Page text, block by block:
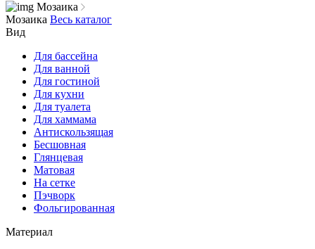
Мозаика
Мозаика Весь каталог
Вид
Для бассейна
Для ванной
Для гостиной
Для кухни
Для туалета
Для хаммама
Антискользящая
Бесшовная
Глянцевая
Матовая
На сетке
Пэчворк
Фольгированная
Материал